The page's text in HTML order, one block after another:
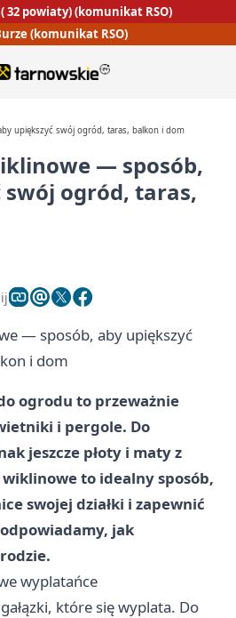
32 powiaty) (komunikat RSO)
(komunikat RSO)
upiększyć swój ogród, taras, balkon i dom
— sposób,
swój ogród, taras,
ogrodu to przeważnie
i pergole. Do
jeszcze płoty i maty z
to idealny sposób,
swojej działki i zapewnić
jak
wyplatańce
które się wyplata. Do